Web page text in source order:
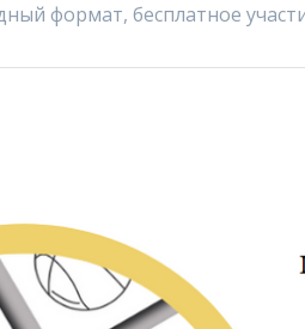
формат, бесплатное